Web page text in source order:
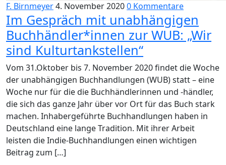
F. Birnmeyer4. November 20200 Kommentare
Im Gespräch mit unabhängigen
Buchhändler*innen zur WUB: „Wir
sind Kulturtankstellen“
Vom 31.Oktober bis 7. November 2020 findet die Woche
der unabhängigen Buchhandlungen (WUB) statt – eine
Woche nur für die die Buchhändlerinnen und -händler,
die sich das ganze Jahr über vor Ort für das Buch stark
machen. Inhabergeführte Buchhandlungen haben in
Deutschland eine lange Tradition. Mit ihrer Arbeit
leisten die Indie-Buchhandlungen einen wichtigen
Beitrag zum […]